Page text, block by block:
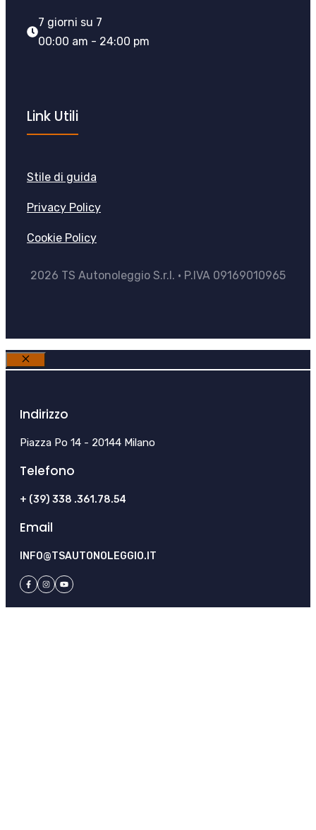
7 giorni su 7
00:00 am - 24:00 pm
Link Utili
Stile di guida
Privacy Policy
Cookie Policy
2026 TS Autonoleggio S.r.l. • P.IVA 09169010965
Chiudi
Indirizzo
Piazza Po 14 - 20144 Milano
Telefono
+ (39) 338 .361.78.54
Email
INFO@TSAUTONOLEGGIO.IT